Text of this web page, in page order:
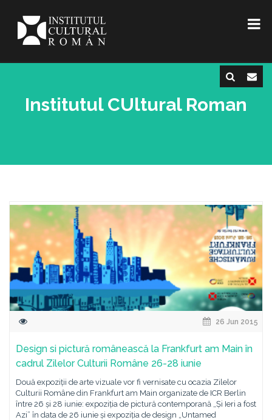
Institutul CUltural Roman
26 Jun 2015
Design si pictură românească la Frankfurt am Main în
cadrul Zilelor Culturii Române 26-28 iunie
Două expoziții de arte vizuale vor fi vernisate cu ocazia Zilelor
Culturii Române din Frankfurt am Main organizate de ICR Berlin
între 26 și 28 iunie: expoziția de pictură contemporană „Și Ieri a fost
Azi” în data de 26 iunie și expoziția de design „Untamed